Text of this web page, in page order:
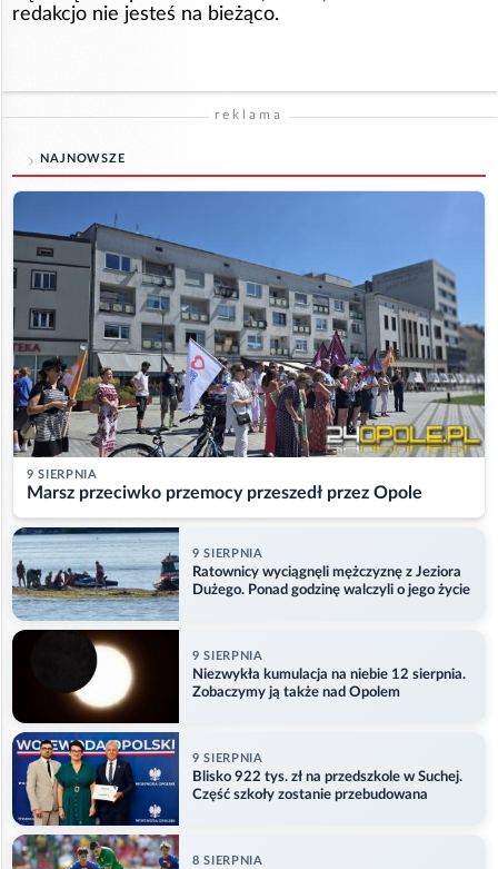
redakcjo nie jesteś na bieżąco.
reklama
NAJNOWSZE
9 SIERPNIA
Marsz przeciwko przemocy przeszedł przez Opole
9 SIERPNIA
Ratownicy wyciągnęli mężczyznę z Jeziora
Dużego. Ponad godzinę walczyli o jego życie
9 SIERPNIA
Niezwykła kumulacja na niebie 12 sierpnia.
Zobaczymy ją także nad Opolem
9 SIERPNIA
Blisko 922 tys. zł na przedszkole w Suchej.
Część szkoły zostanie przebudowana
8 SIERPNIA